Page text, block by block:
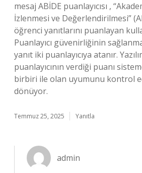
mesaj ABİDE puanlayıcısı ,
İzlenmesi ve Değerlendirilmesi”
öğrenci yanıtlarını puanlayan
Puanlayıcı güvenirliğinin
yanıt iki puanlayıcıya atanır.
puanlayıcının verdiği puanı
birbiri ile olan uyumunu kontrol
dönüyor.
Temmuz 25, 2025 Yanıtla
admin